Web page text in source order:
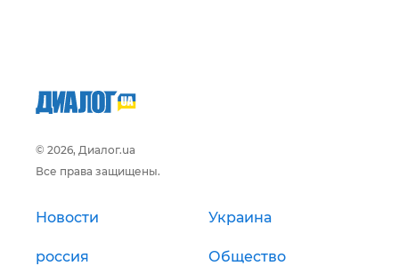
© 2026, Диалог.ua
Все права защищены.
Новости Украина
россия Общество